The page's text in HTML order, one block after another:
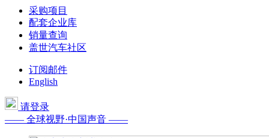
采购项目
配套企业库
销量查询
盖世汽车社区
订阅邮件
English
请登录
—— 全球视野·中国声音 ——